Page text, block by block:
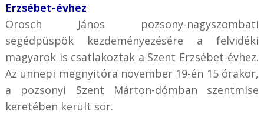
Erzsébet-évhez
Orosch János pozsony-nagyszombati
segédpüspök kezdeményezésére a felvidéki
magyarok is csatlakoztak a Szent Erzsébet-évhez.
Az ünnepi megnyitóra november 19-én 15 órakor,
a pozsonyi Szent Márton-dómban szentmise
keretében került sor.